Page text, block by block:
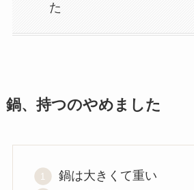
た
鍋、持つのやめました
鍋は大きくて重い